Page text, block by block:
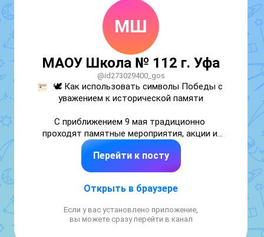
МШ
МАОУ Школа № 112 г. Уфа
@id273029400_gos
🕊 Как использовать символы Победы с
уважением к исторической памяти
С приближением 9 мая традиционно
проходят памятные мероприятия, акции и
тематические уроки. При их оформлении
часто используются Георгиевская лента,
Знамя Победы, Вечный огонь, красные
Великой Отечественной войной.
❗️Важно помнить, что символы Победы —
Перейти к посту
Открыть в браузере
Если у вас установлено приложение,
вы можете сразу перейти в канал